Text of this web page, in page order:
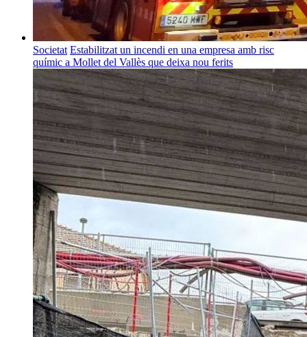
Societat Estabilitzat un incendi en una empresa amb risc
químic a Mollet del Vallès que deixa nou ferits